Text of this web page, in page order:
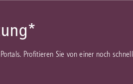
Profitieren Sie von einer noch